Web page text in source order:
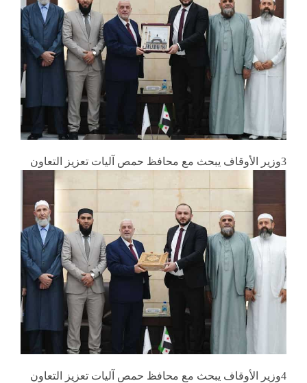
3وزير الأوقاف يبحث مع محافظ حمص آليات تعزيز التعاون
4وزير الأوقاف يبحث مع محافظ حمص آليات تعزيز التعاون